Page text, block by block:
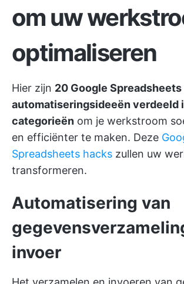
om uw
optimaliseren
Hier zijn 20 Google Spreadsheets
automatiseringsideeën verdeeld
categorieën om je werkstroom
en efficiënter te maken. Deze
Spreadsheets hacks zullen uw
transformeren.
Automatisering van
invoer